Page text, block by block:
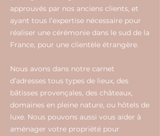
approuvés par nos anciens clients, et
ayant tous l’expertise nécessaire pour
réaliser une cérémonie dans le sud de la
France, pour une clientèle étrangère.
Nous avons dans notre carnet
d’adresses tous types de lieux, des
bâtisses provençales, des châteaux,
domaines en pleine nature, ou hôtels de
luxe. Nous pouvons aussi vous aider à
aménager votre propriété pour